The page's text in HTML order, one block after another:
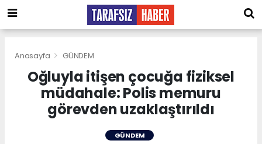
Anasayfa GÜNDEM
Oğluyla itişen çocuğa fiziksel
müdahale: Polis memuru
görevden uzaklaştırıldı
GÜNDEM